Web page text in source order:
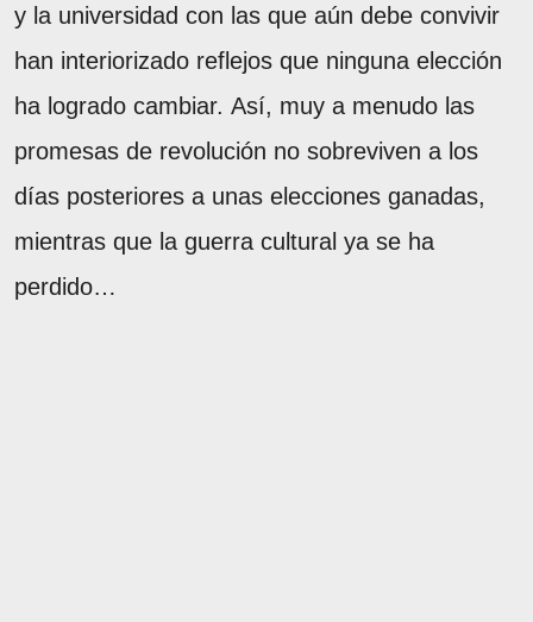
y la universidad con las que aún debe convivir
han interiorizado reflejos que ninguna elección
ha logrado cambiar. Así, muy a menudo las
promesas de revolución no sobreviven a los
días posteriores a unas elecciones ganadas,
mientras que la guerra cultural ya se ha
perdido…